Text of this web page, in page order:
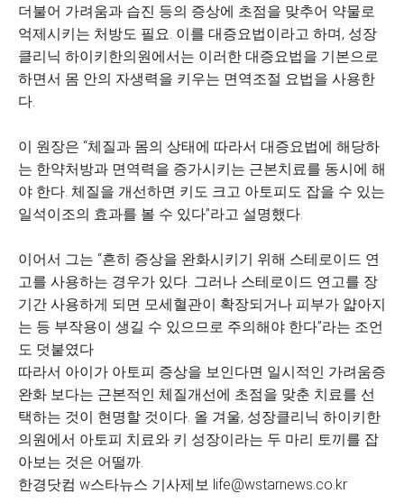
더불어 가려움과 습진 등의 증상에 초점을 맞추어 약물로
억제시키는 처방도 필요. 이를 대증요법이라고 하며, 성장
클리닉 하이키한의원에서는 이러한 대증요법을 기본으로
하면서 몸 안의 자생력을 키우는 면역조절 요법을 사용한
다.
이 원장은 “체질과 몸의 상태에 따라서 대증요법에 해당하
는 한약처방과 면역력을 증가시키는 근본치료를 동시에 해
야 한다. 체질을 개선하면 키도 크고 아토피도 잡을 수 있는
일석이조의 효과를 볼 수 있다”라고 설명했다.
이어서 그는 “흔히 증상을 완화시키기 위해 스테로이드 연
고를 사용하는 경우가 있다. 그러나 스테로이드 연고를 장
기간 사용하게 되면 모세혈관이 확장되거나 피부가 얇아지
는 등 부작용이 생길 수 있으므로 주의해야 한다”라는 조언
도 덧붙였다
따라서 아이가 아토피 증상을 보인다면 일시적인 가려움증
완화 보다는 근본적인 체질개선에 초점을 맞춘 치료를 선
택하는 것이 현명할 것이다. 올 겨울, 성장클리닉 하이키한
의원에서 아토피 치료와 키 성장이라는 두 마리 토끼를 잡
아보는 것은 어떨까.
한경닷컴 w스타뉴스 기사제보 life@wstarnews.co.kr